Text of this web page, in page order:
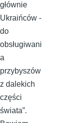
głównie
Ukraińców -
do
obsługiwani
a
przybyszów
z dalekich
części
świata”.